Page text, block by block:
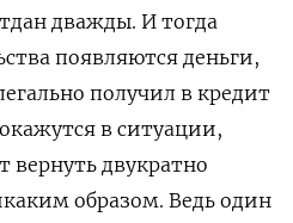
дважды. И тогда
появляются деньги,
получил в кредит
в ситуации,
вернуть двукратно
образом. Ведь один